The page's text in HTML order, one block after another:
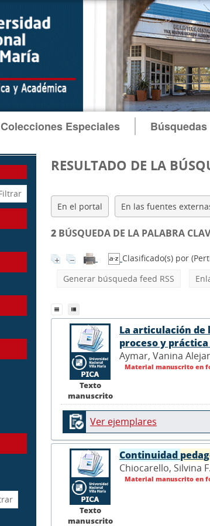
Colecciones Especiales Búsquedas
RESULTADO DE LA
En el portal En las fuentes
2 BÚSQUEDA DE LA PALABRA
Clasificado(s) por
Generar búsqueda feed RSS
Texto
manuscrito
La articulación de
proceso y
Aymar, Vanina
Material manuscrito en
Ver ejemplares
Texto
manuscrito
Continuidad
Chiocarello, Silvina
Material manuscrito en